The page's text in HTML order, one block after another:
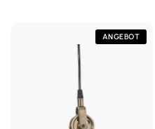
ANGEBOT